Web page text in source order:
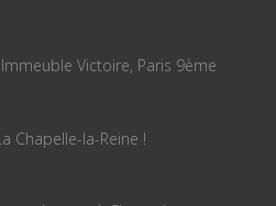
Victoire, Paris 9ème
Chapelle-la-Reine !